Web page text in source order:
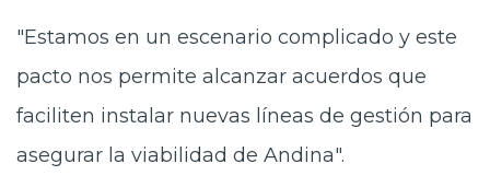
"Estamos en un escenario complicado y este
pacto nos permite alcanzar acuerdos que
faciliten instalar nuevas líneas de gestión para
asegurar la viabilidad de Andina".